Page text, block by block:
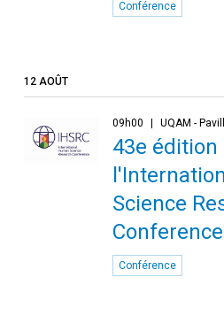
Conférence
12 AOÛT
09h00 UQAM -
43e édition
Science
Conference
Conférence